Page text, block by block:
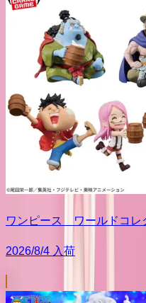
ワンピース ワールドコレ
2026/8/4 入荷